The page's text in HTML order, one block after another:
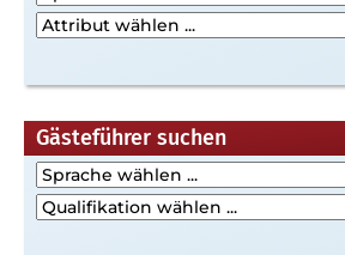
Gästeführer suchen